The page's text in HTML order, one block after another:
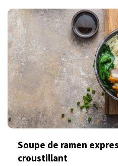
Soupe de ramen
croustillant